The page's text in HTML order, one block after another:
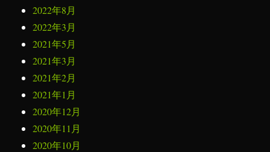
2022年8月
2022年3月
2021年5月
2021年3月
2021年2月
2021年1月
2020年12月
2020年11月
2020年10月